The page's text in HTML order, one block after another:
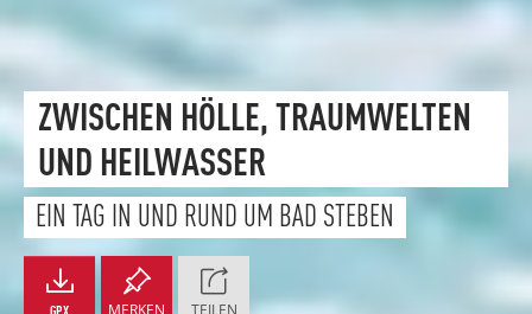
ZWISCHEN HÖLLE, TRAUMWELTEN
UND HEILWASSER
EIN TAG IN UND RUND UM BAD STEBEN
GPX MERKEN TEILEN